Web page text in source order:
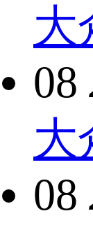
大
08
大
08